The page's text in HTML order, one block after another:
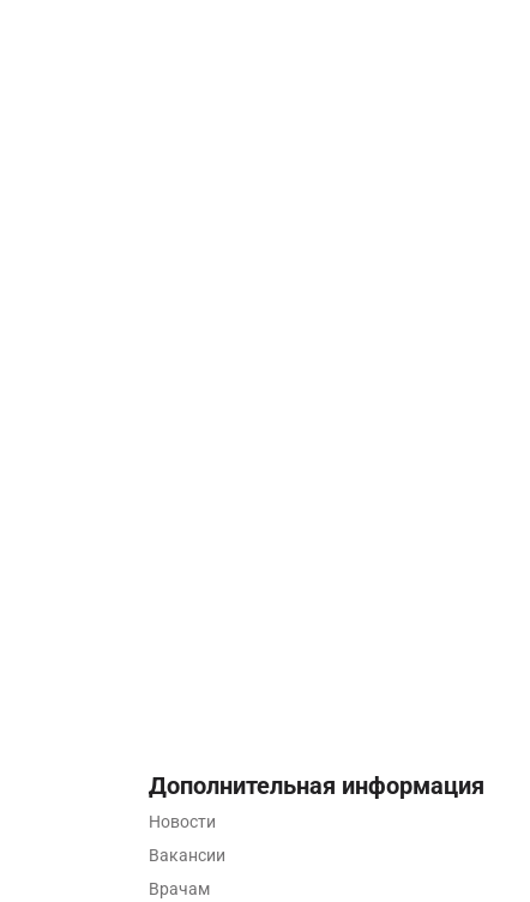
Дополнительная информация
Новости
Вакансии
Врачам